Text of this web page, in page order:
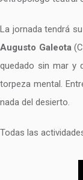
La jornada tendrá
Augusto Galeota
quedado sin mar y
torpeza mental.
nada del desierto.
Todas las